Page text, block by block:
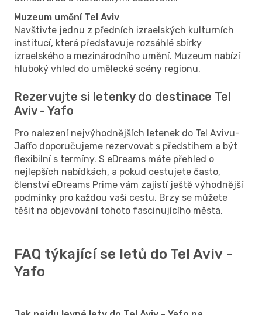
Muzeum umění Tel Aviv
Navštivte jednu z předních izraelských kulturních
institucí, která představuje rozsáhlé sbírky
izraelského a mezinárodního umění. Muzeum nabízí
hluboký vhled do umělecké scény regionu.
Rezervujte si letenky do destinace Tel
Aviv - Yafo
Pro nalezení nejvýhodnějších letenek do Tel Avivu-
Jaffo doporučujeme rezervovat s předstihem a být
flexibilní s termíny. S eDreams máte přehled o
nejlepších nabídkách, a pokud cestujete často,
členství eDreams Prime vám zajistí ještě výhodnější
podmínky pro každou vaši cestu. Brzy se můžete
těšit na objevování tohoto fascinujícího města.
FAQ týkající se letů do Tel Aviv -
Yafo